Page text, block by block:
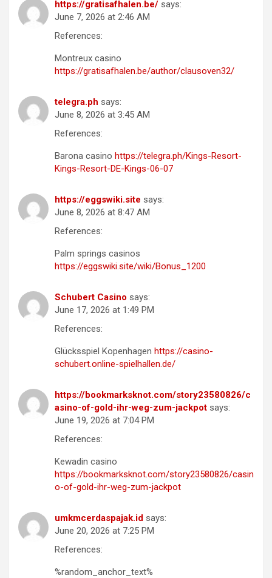
https://gratisafhalen.be/ says:
June 7, 2026 at 2:46 AM
References:
Montreux casino
https://gratisafhalen.be/author/clausoven32/
telegra.ph says:
June 8, 2026 at 3:45 AM
References:
Barona casino https://telegra.ph/Kings-Resort-
Kings-Resort-DE-Kings-06-07
https://eggswiki.site says:
June 8, 2026 at 8:47 AM
References:
Palm springs casinos
https://eggswiki.site/wiki/Bonus_1200
Schubert Casino says:
June 17, 2026 at 1:49 PM
References:
Glücksspiel Kopenhagen https://casino-
schubert.online-spielhallen.de/
https://bookmarksknot.com/story23580826/c
asino-of-gold-ihr-weg-zum-jackpot says:
June 19, 2026 at 7:04 PM
References:
Kewadin casino
https://bookmarksknot.com/story23580826/casin
o-of-gold-ihr-weg-zum-jackpot
umkmcerdaspajak.id says:
June 20, 2026 at 7:25 PM
References:
%random_anchor_text%